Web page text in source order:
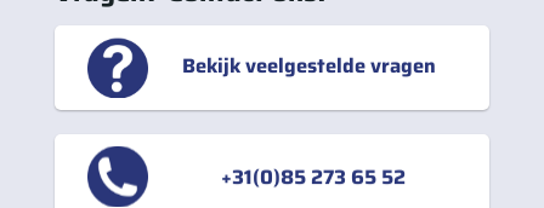
Bekijk veelgestelde vragen
+31(0)85 273 65 52